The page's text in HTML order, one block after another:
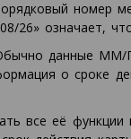
номер
26» означает,
данные ММ/
о сроке
все её